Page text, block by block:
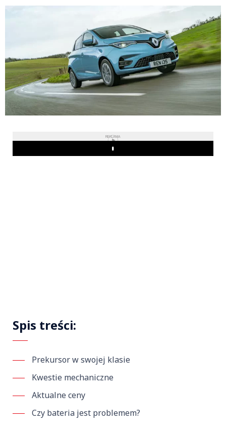
REKLAMA
Play
Spis treści:
Prekursor w swojej klasie
Kwestie mechaniczne
Aktualne ceny
Czy bateria jest problemem?